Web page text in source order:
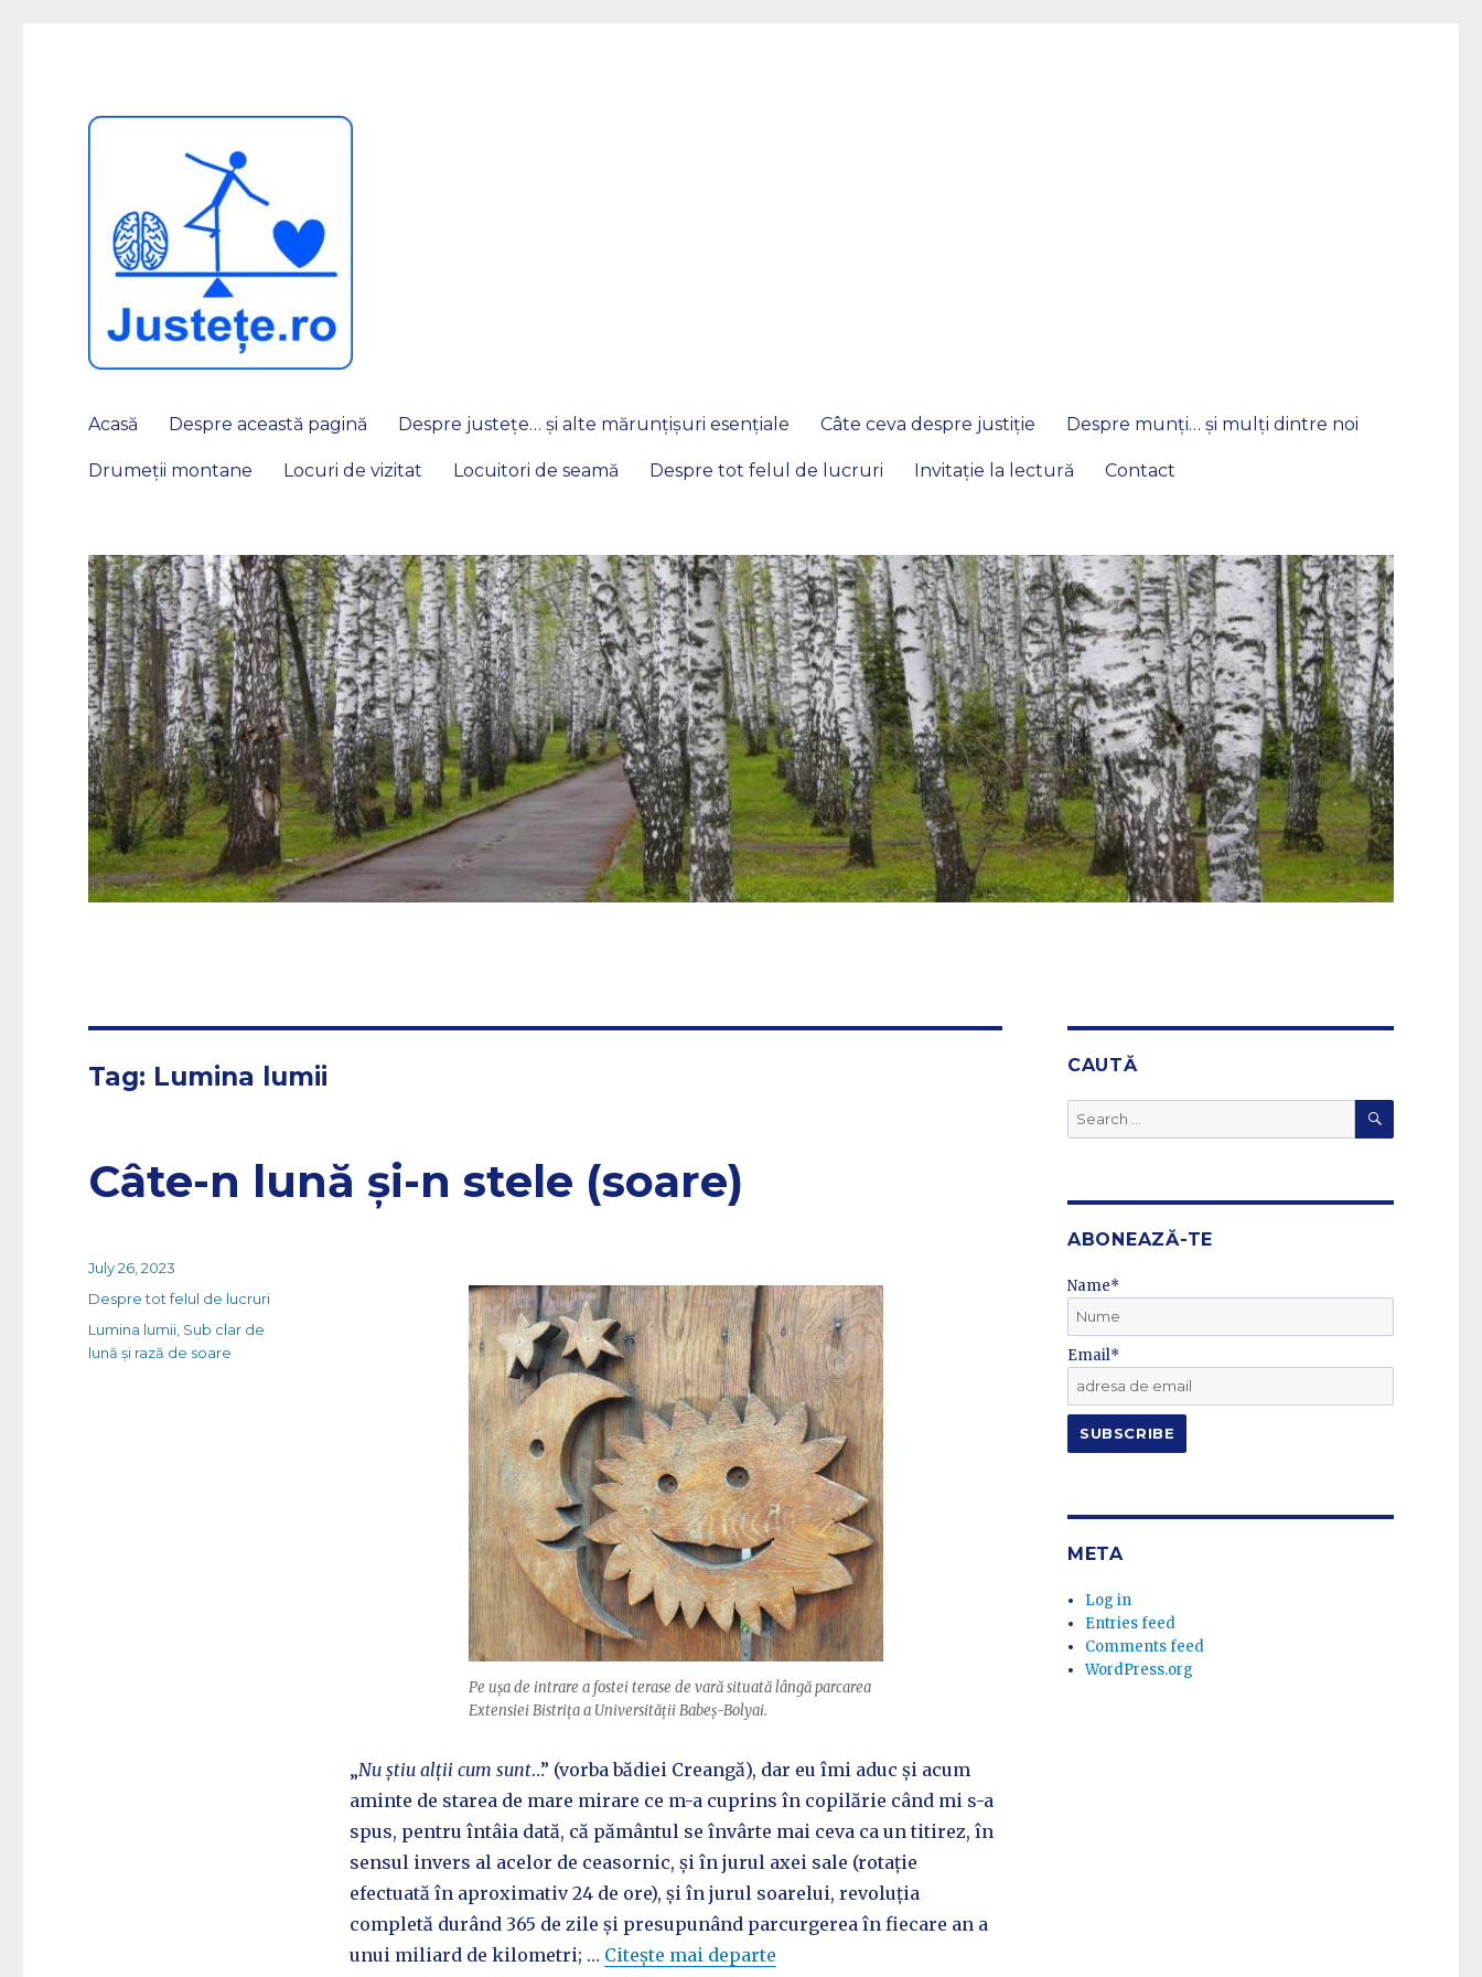
Acasă Despre această pagină Despre justețe… și alte mărunțișuri esențiale Câte ceva despre justiție Despre munți… și mulți dintre noi
Drumeții montane Locuri de vizitat Locuitori de seamă Despre tot felul de lucruri Invitație la lectură Contact
Tag: Lumina lumii
Câte-n lună și-n stele (soare)
Pe ușa de intrare a fostei terase de vară situată lângă parcarea
Extensiei Bistrița a Universității Babeș-Bolyai.
„Nu știu alții cum sunt…” (vorba bădiei Creangă), dar eu îmi aduc și acum
aminte de starea de mare mirare ce m-a cuprins în copilărie când mi s-a
spus, pentru întâia dată, că pământul se învârte mai ceva ca un titirez, în
sensul invers al acelor de ceasornic, și în jurul axei sale (rotație
efectuată în aproximativ 24 de ore), și în jurul soarelui, revoluția
completă durând 365 de zile și presupunând parcurgerea în fiecare an a
unui miliard de kilometri; … Citește mai departe
Posted
July 26, 2023
Categories
Despre tot felul de lucruri
Tags
Lumina lumii Sub clar de
lună și rază de soare
CAUTĂ
Search
for:
SEARCH
ABONEAZĂ-TE
Name*
Email*
META
Log in
Entries feed
Comments feed
WordPress.org